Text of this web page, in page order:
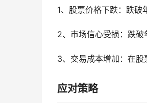
1、股票价格下跌：跌破
2、市场信心受损：跌破
3、交易成本增加：在股
应对策略